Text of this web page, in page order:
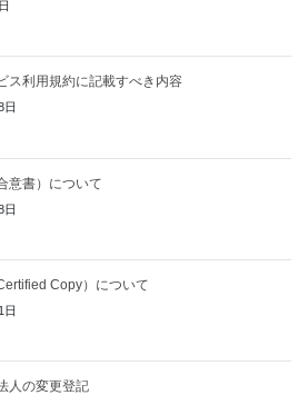
ス利用規約に記載すべき内容
日
意書）について
日
Copy）について
日
人の変更登記